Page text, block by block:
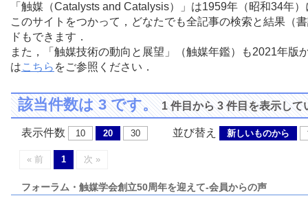
「触媒（Catalysts and Catalysis）」は1959年（昭和34年
このサイトをつかって，どなたでも全記事の検索と結果（
ドもできます．
また，「触媒技術の動向と展望」（触媒年鑑）も2021年
はこちら をご参照ください．
該当件数は 3 です。1 件目から 3 件目を表示して
表示件数 10 20 30 並び替え 新しいものから
« 前 1 次 »
フォーラム・触媒学会創立50周年を迎えて-会員からの声